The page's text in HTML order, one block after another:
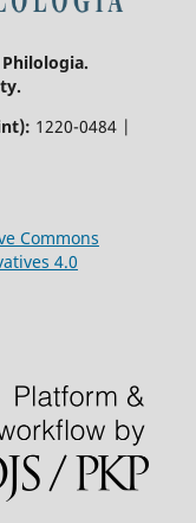
Philologia.
1220-0484 |
Commons
4.0